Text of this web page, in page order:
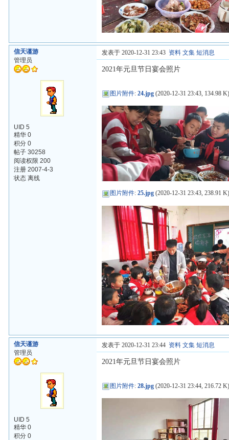
信天谨游
管理员
UID 5
精华 0
积分 0
帖子 30258
阅读权限 200
注册 2007-4-3
状态 离线
发表于 2020-12-31 23:43 资料 文集 短消息
2021年元旦节日宴会照片
图片附件:24.jpg (2020-12-31 23:43, 134.98
图片附件:25.jpg (2020-12-31 23:43, 238.91
信天谨游
管理员
UID 5
精华 0
积分 0
发表于 2020-12-31 23:44 资料 文集 短消息
2021年元旦节日宴会照片
图片附件:28.jpg (2020-12-31 23:44, 216.72